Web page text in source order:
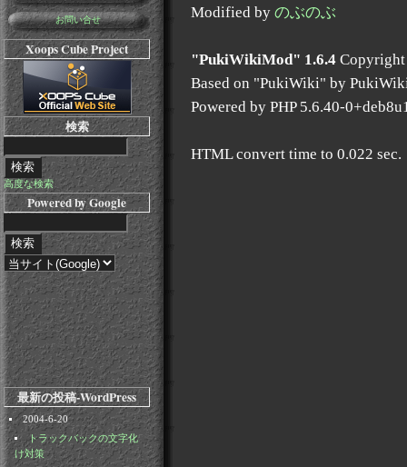
お問い合せ
Xoops Cube Project
検索
高度な検索
Powered by Google
最新の投稿-WordPress
2004-6-20
トラックバックの文字化
け対策
Modified by のぶのぶ
"PukiWikiMod" 1.6.4
Based on "PukiWiki" by
Powered by PHP 5.6.40-
HTML convert time to 0.022 sec.